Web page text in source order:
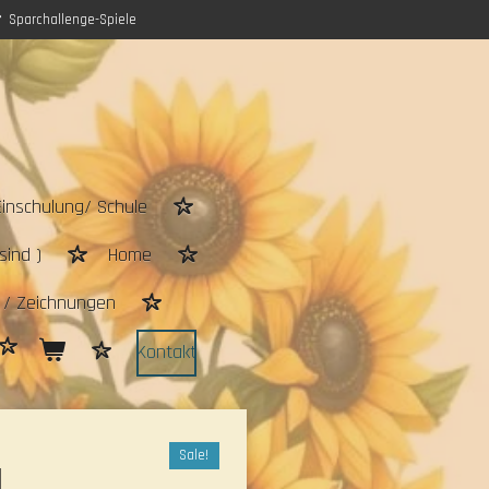
Sparchallenge-Spiele
Schule
)
Home
Zeichnungen
Kontakt
Sale!